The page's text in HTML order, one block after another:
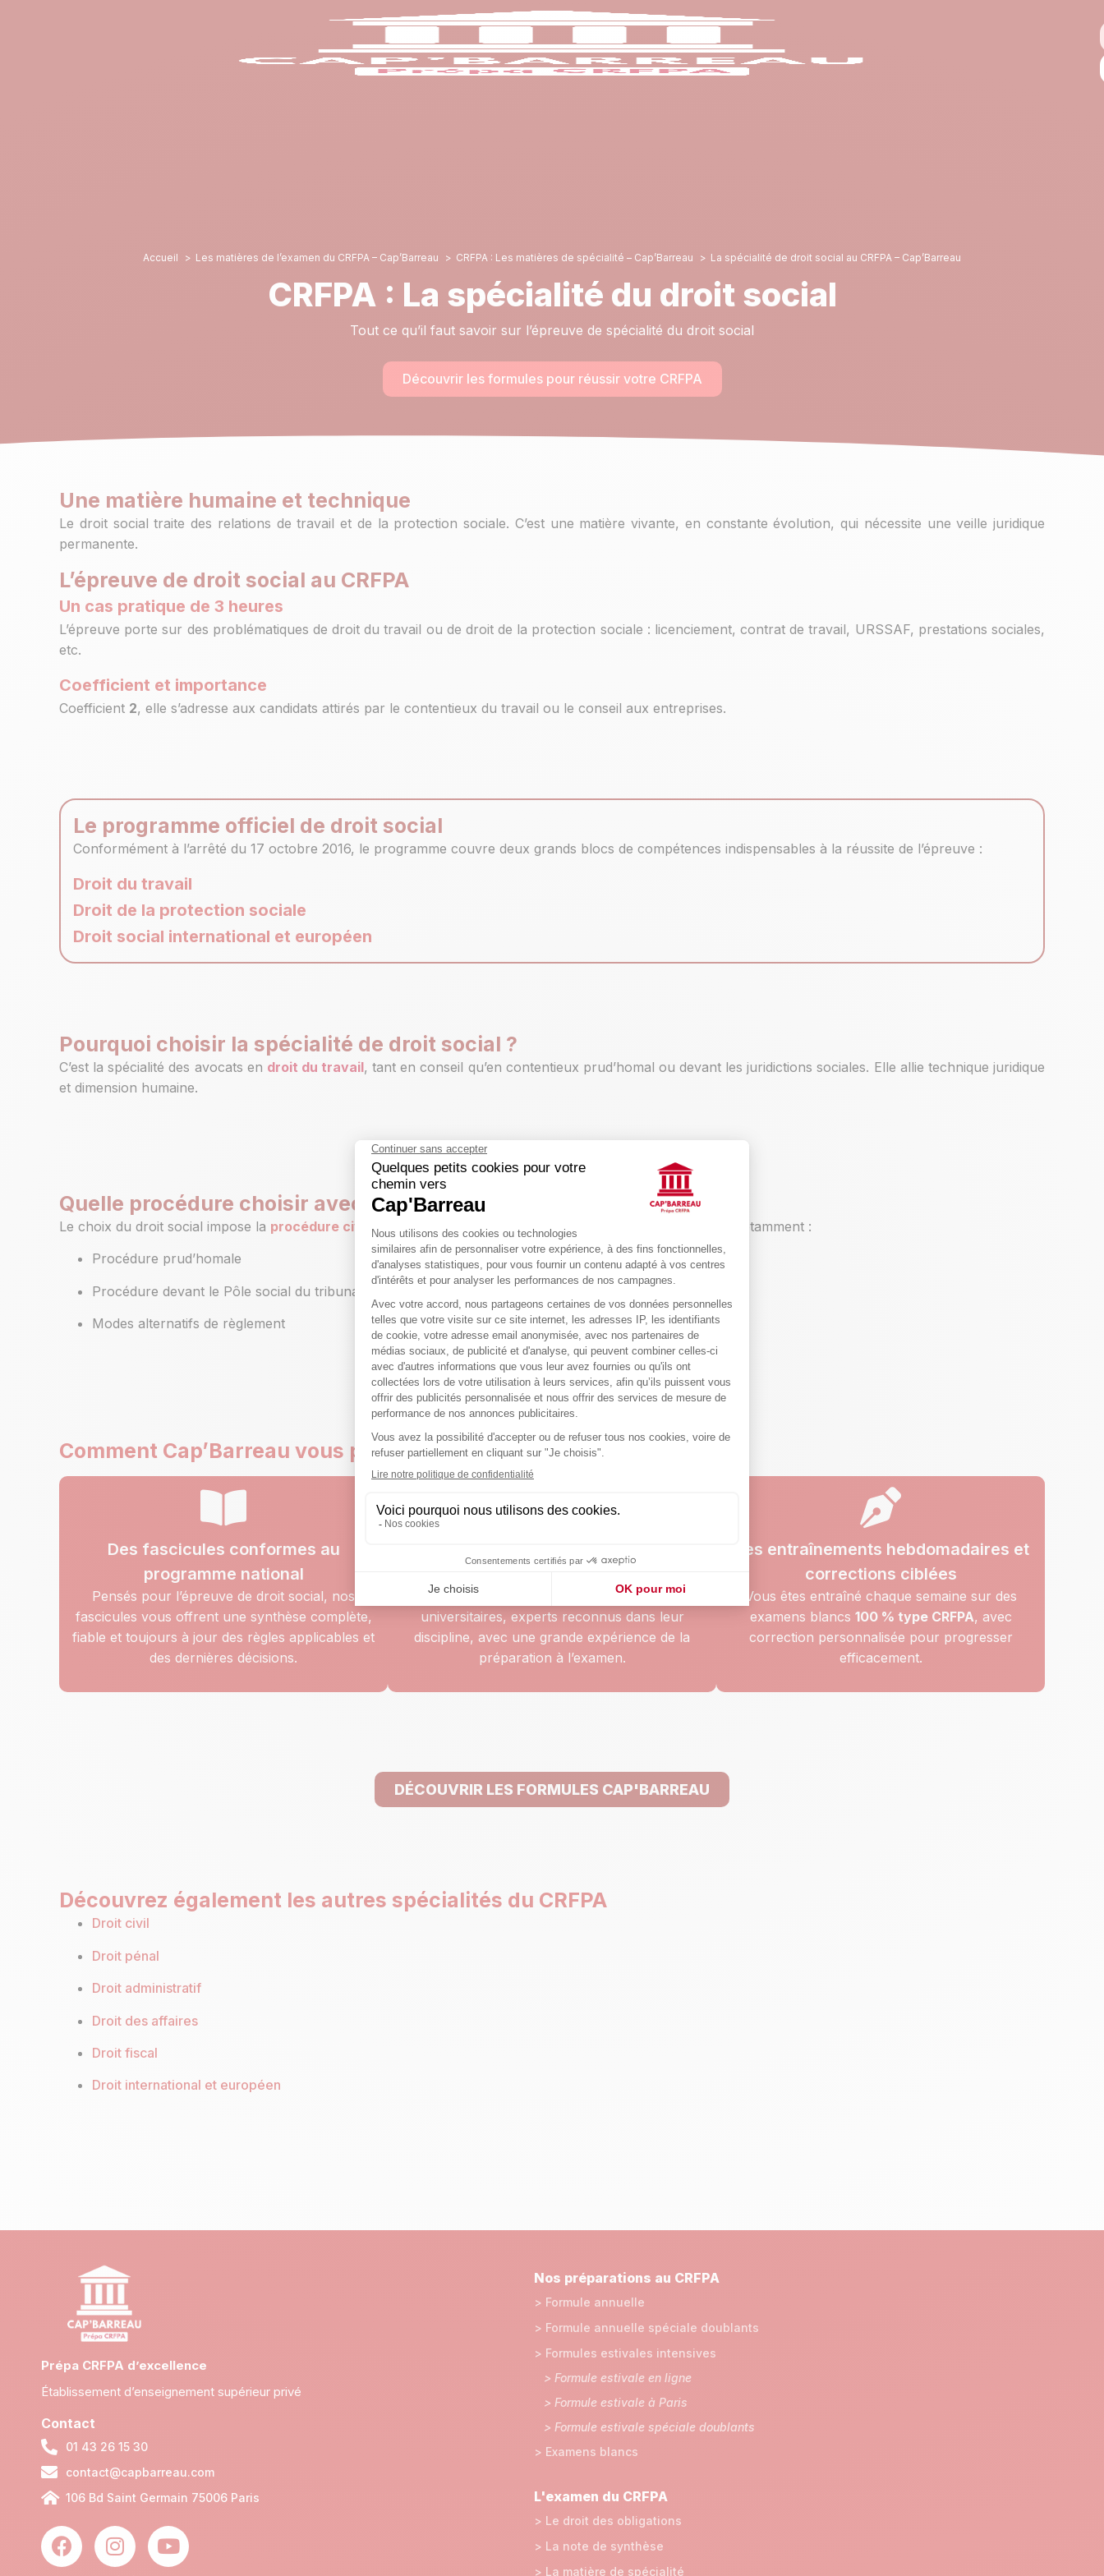
Accueil Les matières de l’examen du CRFPA – Cap’Barreau CRFPA : Les matières de spécialité – Cap’Barreau La spécialité de droit social au CRFPA – Cap’Barreau
CRFPA : La spécialité du droit social
Tout ce qu’il faut savoir sur l’épreuve de spécialité du droit social
Découvrir les formules pour réussir votre CRFPA
Une matière humaine et technique
Le droit social traite des relations de travail et de la protection sociale. C’est une matière vivante, en constante évolution, qui nécessite une veille juridique
permanente.
L’épreuve de droit social au CRFPA
Un cas pratique de 3 heures
L’épreuve porte sur des problématiques de droit du travail ou de droit de la protection sociale : licenciement, contrat de travail, URSSAF, prestations sociales,
etc.
Coefficient et importance
Coefficient 2, elle s’adresse aux candidats attirés par le contentieux du travail ou le conseil aux entreprises.
Le programme officiel de droit social
Conformément à l’arrêté du 17 octobre 2016, le programme couvre deux grands blocs de compétences indispensables à la réussite de l’épreuve :
Droit du travail
Droit de la protection sociale
Droit social international et européen
Pourquoi choisir la spécialité de droit social ?
C’est la spécialité des avocats en droit du travail, tant en conseil qu’en contentieux prud’homal ou devant les juridictions sociales. Elle allie technique juridique
et dimension humaine.
Quelle procédure choisir avec le droit social ?
Le choix du droit social impose la procédure civile et les modes alternatifs de règlement des différends
notamment :
Procédure prud’homale
Procédure devant le Pôle social du tribunal judiciaire
Modes alternatifs de règlement
Comment Cap’Barreau vous prépare à l’épreuve de droit social ?
Des fascicules conformes au
programme national
Pensés pour l’épreuve de droit social, nos
fascicules vous offrent une synthèse complète,
fiable et toujours à jour des règles applicables et
des dernières décisions.
Nos enseignants sont praticiens ou
universitaires, experts reconnus dans leur
discipline, avec une grande expérience de la
préparation à l’examen.
Des entraînements hebdomadaires et
corrections ciblées
Vous êtes entraîné chaque semaine sur des
examens blancs 100 % type CRFPA, avec
correction personnalisée pour progresser
efficacement.
DÉCOUVRIR LES FORMULES CAP'BARREAU
Découvrez également les autres spécialités du CRFPA
Droit civil
Droit pénal
Droit administratif
Droit des affaires
Droit fiscal
Droit international et européen
Prépa CRFPA d’excellence
Établissement d’enseignement supérieur privé
Contact
01 43 26 15 30
contact@capbarreau.com
106 Bd Saint Germain 75006 Paris
Nos préparations au CRFPA
> Formule annuelle
> Formule annuelle spéciale doublants
> Formules estivales intensives
> Formule estivale en ligne
> Formule estivale à Paris
> Formule estivale spéciale doublants
> Examens blancs
L'examen du CRFPA
> Le droit des obligations
> La note de synthèse
> La matière de spécialité